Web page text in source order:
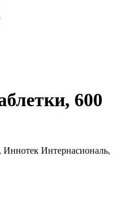
600
Интернасиональ,